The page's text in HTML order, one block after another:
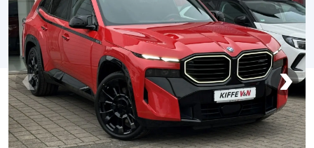
Alte tipuri vehicule
Despre Noi
Contact